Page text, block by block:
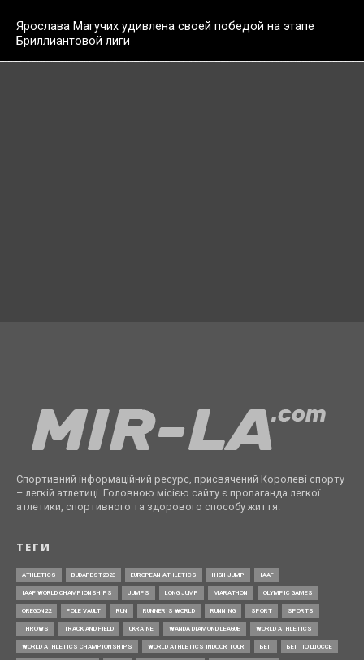
Ярослава Магучих удивлена своей победой на этапе
Бриллиантовой лиги
Спортивний інформаційний ресурс, присвячений Королеві спорту
– легкій атлетиці. Головною місією сайту є пропаганда легкої
атлетики, спортивного та здорового способу життя.
ТЕГИ
ATHLETICS BUDAPEST2023 EUROPEAN ATHLETICS HIGH JUMP IAAF
IAAF WORLD CHAMPIONSHIPS JUMPS LONG JUMP MARATHON OLYMPIC GAMES
OREGON22 POLE VAULT RUN RUNNER’S WORLD RUNNING SPORT SPORTS
THROWS TRACK AND FIELD UKRAINE WANDA DIAMOND LEAGUE WORLD ATHLETICS
WORLD ATHLETICS CHAMPIONSHIPS WORLD ATHLETICS INDOOR TOUR БЕГ БЕГ ПО ШОССЕ